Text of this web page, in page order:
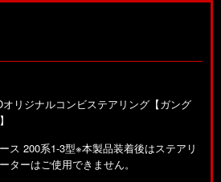
オリジナルコンビステアリング【ガング
ス 200系1-3型※本製品装着後はステアリ
ターはご使用できません。